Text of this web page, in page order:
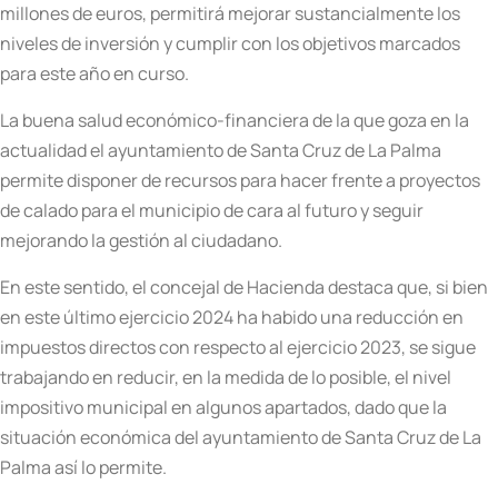
millones de euros, permitirá mejorar sustancialmente los
niveles de inversión y cumplir con los objetivos marcados
para este año en curso.
La buena salud económico-financiera de la que goza en la
actualidad el ayuntamiento de Santa Cruz de La Palma
permite disponer de recursos para hacer frente a proyectos
de calado para el municipio de cara al futuro y seguir
mejorando la gestión al ciudadano.
En este sentido, el concejal de Hacienda destaca que, si bien
en este último ejercicio 2024 ha habido una reducción en
impuestos directos con respecto al ejercicio 2023, se sigue
trabajando en reducir, en la medida de lo posible, el nivel
impositivo municipal en algunos apartados, dado que la
situación económica del ayuntamiento de Santa Cruz de La
Palma así lo permite.